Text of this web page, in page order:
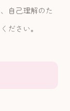
自己理解のた
ださい。